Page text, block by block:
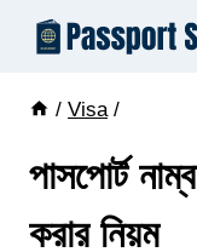
Skip
content
/ Visa /
পাসপোর্ট
করার নিয়ম